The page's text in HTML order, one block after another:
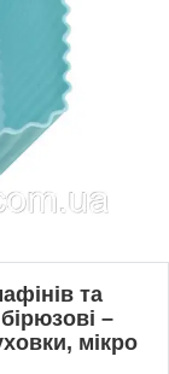
та
–
мікро